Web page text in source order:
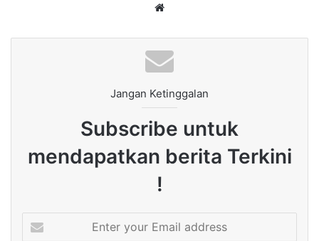
Jangan Ketinggalan
Subscribe untuk
mendapatkan berita Terkini
!
your